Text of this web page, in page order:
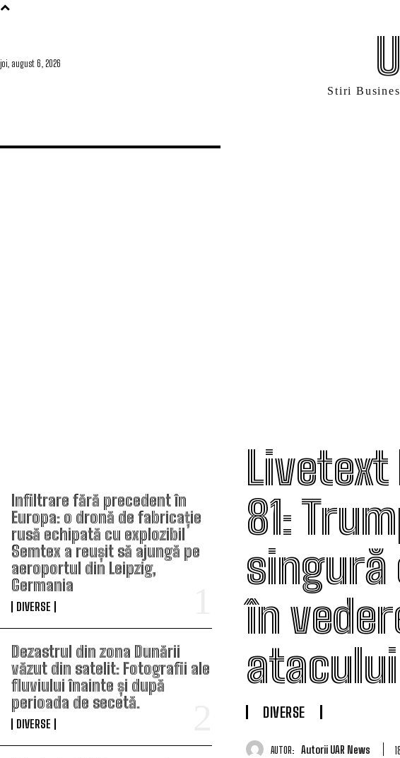
joi, august 6, 2026
Stiri
Infiltrare fără precedent în
Europa: o dronă de fabricație
rusă echipată cu explozibil
Semtex a reușit să ajungă pe
aeroportul din Leipzig,
Germania
DIVERSE
Dezastrul din zona Dunării
văzut din satelit: Fotografii ale
fluviului înainte și după
perioada de secetă.
DIVERSE
Livetext
81:
în
DIVERSE
AUTOR: Autorii UAR News